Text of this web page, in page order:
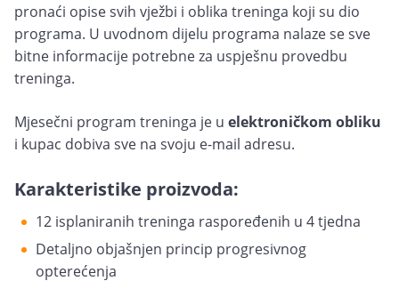
pronaći opise svih vježbi i oblika treninga koji su dio
programa. U uvodnom dijelu programa nalaze se sve
bitne informacije potrebne za uspješnu provedbu
treninga.
Mjesečni program treninga je u elektroničkom obliku
i kupac dobiva sve na svoju e-mail adresu.
Karakteristike proizvoda:
12 isplaniranih treninga raspoređenih u 4 tjedna
Detaljno objašnjen princip progresivnog
opterećenja